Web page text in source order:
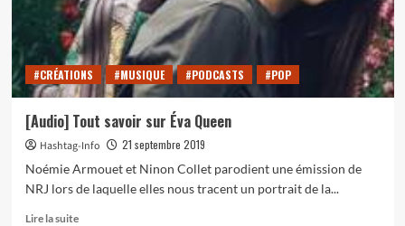
ils
dangereux
?
#CRÉATIONS #MUSIQUE #PODCASTS #POP
[Audio] Tout savoir sur Éva Queen
Hashtag-Info
21 septembre 2019
Noémie Armouet et Ninon Collet parodient une émission de
NRJ lors de laquelle elles nous tracent un portrait de la...
Lire la suiteEn